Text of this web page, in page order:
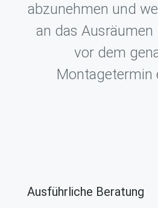
abzunehmen und
an das Ausräumen
vor dem
Montagetermin
Ausführliche Beratung